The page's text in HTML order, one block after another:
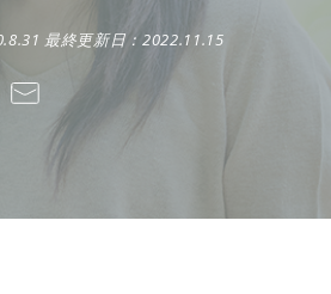
最終更新日：2022.11.15